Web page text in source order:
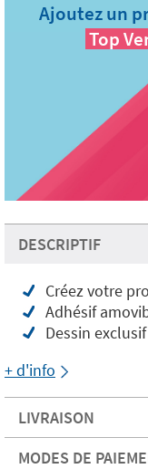
Ajoutez un
Top
DESCRIPTIF
Créez votre
Adhésif
Dessin exclusif
+ d'info
LIVRAISON
MODES DE